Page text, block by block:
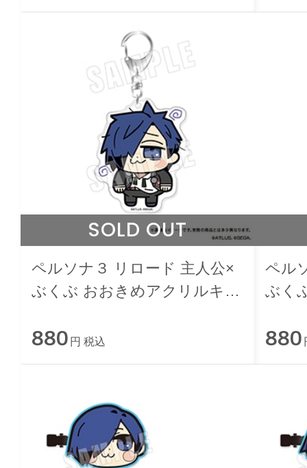
SOLD OUT
ペルソナ３ リロード 主人公×
ぶくぶ おおきめアクリルキー
880 円 税込
ペル
ぶく
880